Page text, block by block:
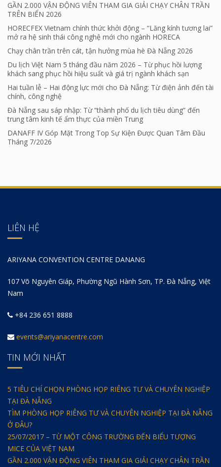
GẦN 2.000 VẬN ĐỘNG VIÊN THAM GIA GIẢI CHẠY CHÂN TRẦN
TRÊN BIỂN 2026
HORECFEX Vietnam chính thức khởi động – “Lăng kính tương lai”
mở ra hệ sinh thái công nghệ mới cho ngành HORECA
Chạy chân trần trên cát, tận hưởng mùa hè Đà Nẵng 2026
Du lịch Việt Nam 5 tháng đầu năm 2026 – Từ phục hồi lượng
khách sang phục hồi hiệu suất và giá trị ngành khách sạn
Hai tuần lễ – Hai động lực mới cho Đà Nẵng: Từ điện ảnh đến tài
chính, công nghệ
Đà Nẵng sau sáp nhập: Từ “thành phố du lịch tiêu dùng” đến
trung tâm kinh tế ẩm thực của miền Trung
DANAFF IV Góp Mặt Trong Top Sự Kiện Được Quan Tâm Đầu
Tháng 7/2026
LIÊN HỆ
ARIYANA CONVENTION CENTRE DANANG
107 Võ Nguyên Giáp, Phường Ngũ Hành Sơn, TP. Đà Nẵng, Việt
Nam
+84 236 651 8888
events@ariyanacentre.com
TIN MỚI NHẤT
5 TIÊU CHÍ CHỌN PHÒNG HỌP RIÊNG TƯ VÀ CHUYÊN NGHIỆP
TẠI ĐÀ NẴNG
TÌM PHÒNG HỌP RIÊNG TƯ VÀ CHUYÊN NGHIỆP TẠI ĐÀ NẴNG
Ở ĐÂU?
25/07/2017 – TỪ MỘT CÔNG TRƯỜNG ĐẾN BIỂU TƯỢNG
MICE CỦA VIỆT NAM
GẦN 2.000 VẬN ĐỘNG VIÊN THAM GIA GIẢI CHẠY CHÂN TRẦN